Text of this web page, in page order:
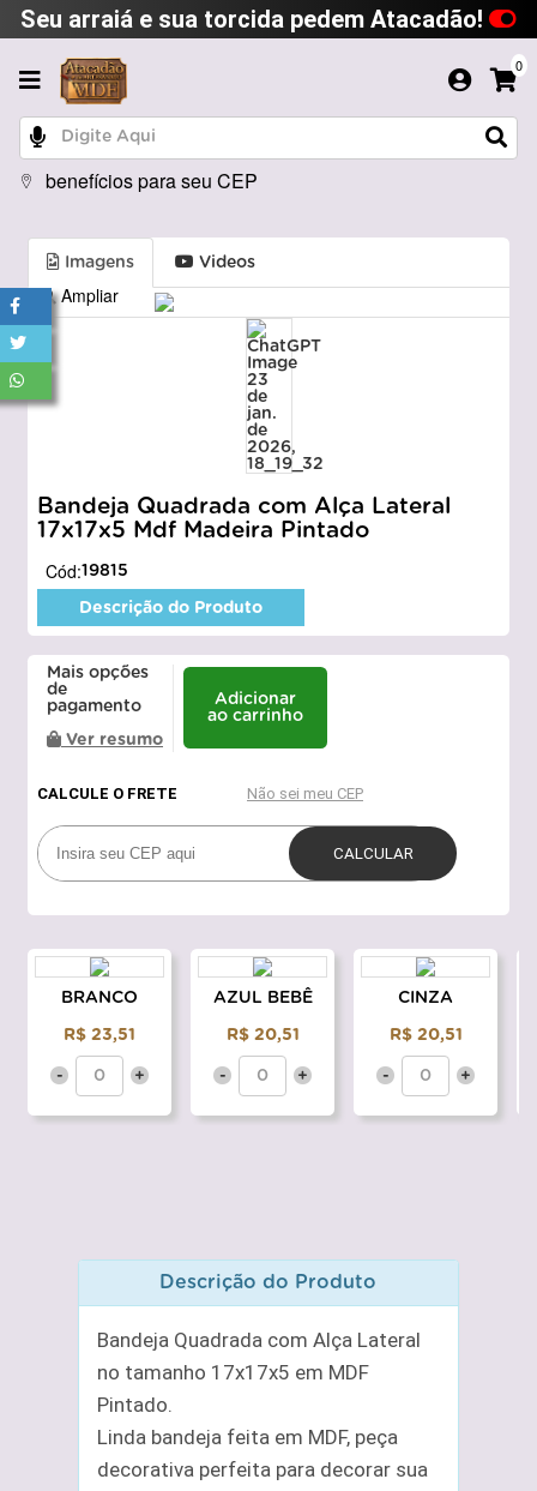
Seu arraiá e sua torcida pedem Atacadão!
0
benefícios para seu CEP
Imagens Videos
Ampliar
Bandeja Quadrada com Alça Lateral
17x17x5 Mdf Madeira Pintado
Cód:19815
Descrição do Produto
Mais opções
de
pagamento
Ver resumo
Adicionar
ao carrinho
BRANCO
R$ 23,51
- +
AZUL BEBÊ
R$ 20,51
- +
CINZA
R$ 20,51
- +
Descrição do Produto
Bandeja Quadrada com Alça Lateral
no tamanho 17x17x5 em MDF
Pintado.
Linda bandeja feita em MDF, peça
decorativa perfeita para decorar sua